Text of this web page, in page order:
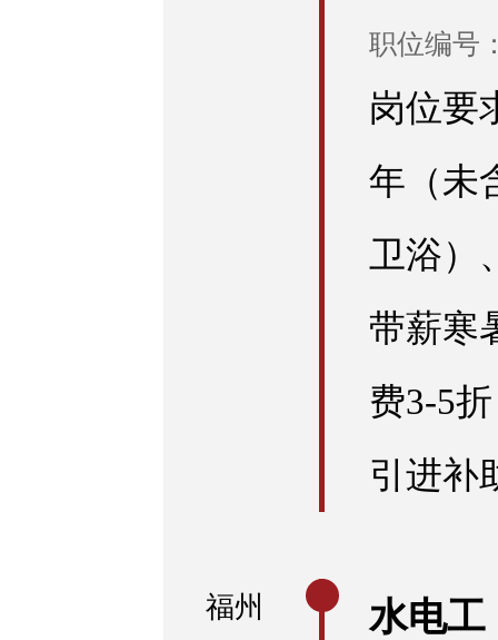
职位编号
岗位要
年（未
卫浴）
带薪寒
费3-5
引进补
福州 水电工